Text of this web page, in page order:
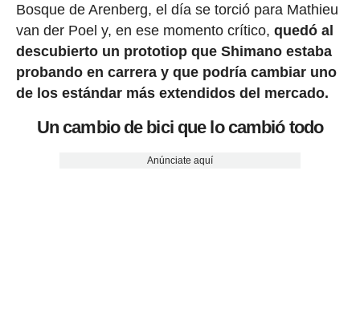
Bosque de Arenberg, el día se torció para Mathieu
van der Poel y, en ese momento crítico, quedó al
descubierto un prototiop que Shimano estaba
probando en carrera y que podría cambiar uno
de los estándar más extendidos del mercado.
Un cambio de bici que lo cambió todo
Anúnciate aquí